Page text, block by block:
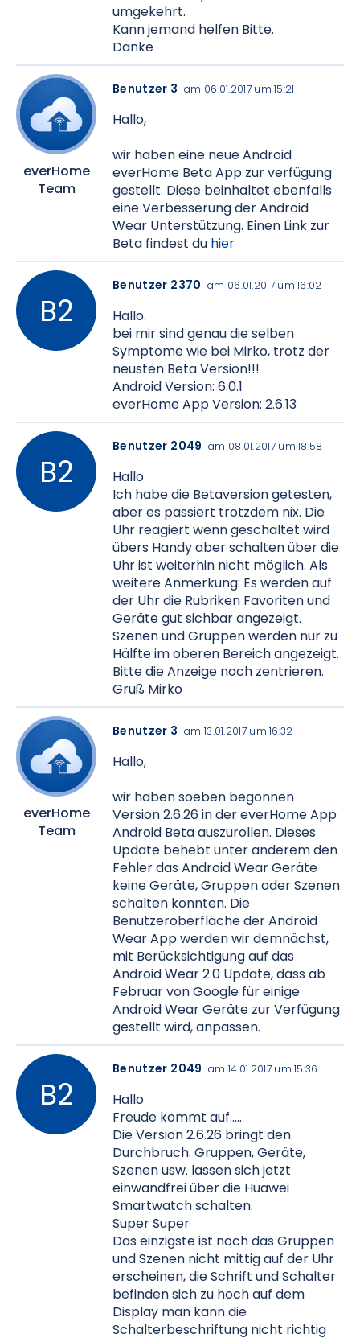
umgekehrt.
Kann jemand helfen Bitte.
Danke
everHome
Team
Benutzer 3 am 06.01.2017 um 15:21
Hallo,
wir haben eine neue Android
everHome Beta App zur verfügung
gestellt. Diese beinhaltet ebenfalls
eine Verbesserung der Android
Wear Unterstützung. Einen Link zur
Beta findest du hier
Benutzer 2370 am 06.01.2017 um 16:02
Hallo.
bei mir sind genau die selben
Symptome wie bei Mirko, trotz der
neusten Beta Version!!!
Android Version: 6.0.1
everHome App Version: 2.6.13
Benutzer 2049 am 08.01.2017 um 18:58
Hallo
Ich habe die Betaversion getesten,
aber es passiert trotzdem nix. Die
Uhr reagiert wenn geschaltet wird
übers Handy aber schalten über die
Uhr ist weiterhin nicht möglich. Als
weitere Anmerkung: Es werden auf
der Uhr die Rubriken Favoriten und
Geräte gut sichbar angezeigt.
Szenen und Gruppen werden nur zu
Hälfte im oberen Bereich angezeigt.
Bitte die Anzeige noch zentrieren.
Gruß Mirko
everHome
Team
Benutzer 3 am 13.01.2017 um 16:32
Hallo,
wir haben soeben begonnen
Version 2.6.26 in der everHome App
Android Beta auszurollen. Dieses
Update behebt unter anderem den
Fehler das Android Wear Geräte
keine Geräte, Gruppen oder Szenen
schalten konnten. Die
Benutzeroberfläche der Android
Wear App werden wir demnächst,
mit Berücksichtigung auf das
Android Wear 2.0 Update, dass ab
Februar von Google für einige
Android Wear Geräte zur Verfügung
gestellt wird, anpassen.
Benutzer 2049 am 14.01.2017 um 15:36
Hallo
Freude kommt auf.....
Die Version 2.6.26 bringt den
Durchbruch. Gruppen, Geräte,
Szenen usw. lassen sich jetzt
einwandfrei über die Huawei
Smartwatch schalten.
Super Super
Das einzigste ist noch das Gruppen
und Szenen nicht mittig auf der Uhr
erscheinen, die Schrift und Schalter
befinden sich zu hoch auf dem
Display man kann die
Schalterbeschriftung nicht richtig